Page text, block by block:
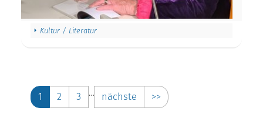
Kultur / Literatur
1 2 3 … nächste >>